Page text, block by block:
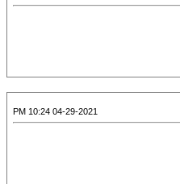
04-29-2021 10:24 PM